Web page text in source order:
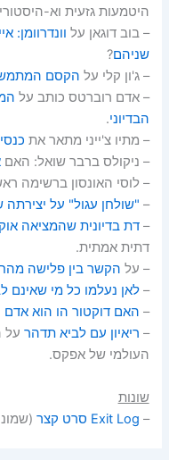
היטמעות גזעית וא-
– בוב דוגאן על וונדרוומן:
שניהם?
– ג'ון קלי על הקסם
– אדם רוברטס כותב על
הבדיוני.
– מתיו צ'ייני מתאר את
– ניקולס ברבר שואל: האם
– לוסי האונסון ברשימה
– "שולחן עגול" על
–דת בדיונית שהמציאה
דתית אמתית.
– על הקשר בין פלישה
–לאן נעלמו כל מי שאינם
– האם דוקטור הו הוא אדם
– ריאיון עם לביא תדהר על
העולמי של אפקס.
שונות
– Exit Log סרט קצר